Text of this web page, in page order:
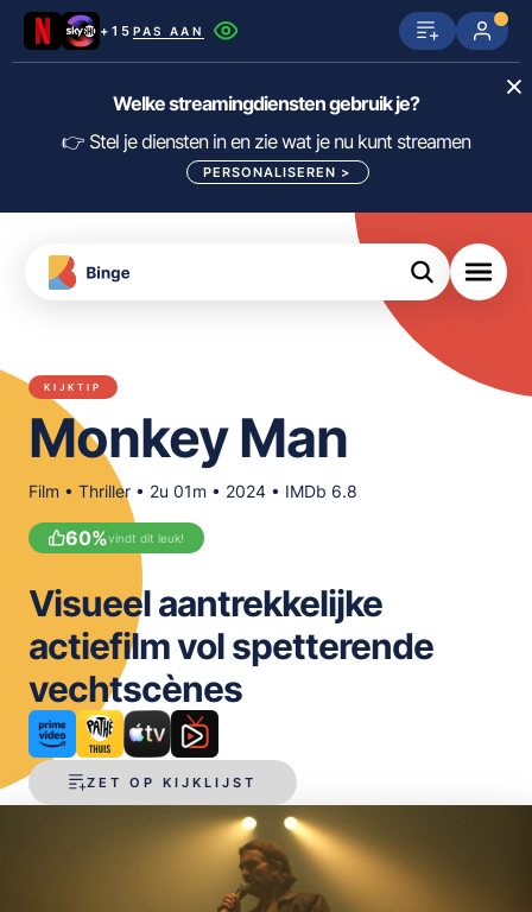
+15 PAS AAN
Netflix SkyShowtime Prime Video
Disney+ Videoland HBO Max
Viaplay Apple TV
KIJK
meJane
FILTER FILMS EN SERIES OP MIJN
ALLES/NIETS SELECTEREN
Welke streamingdiensten gebruik je?
👉 Stel je diensten in en zie wat je nu kunt streamen
PERSONALISEREN >
Download
de
App
KIJKTIP
Monkey Man
Film • Thriller • 2u 01m • 2024 • IMDb 6.8
60%vindt dit leuk!
ZET OP KIJKLIJST
Visueel aantrekkelijke
actiefilm vol spetterende
vechtscènes